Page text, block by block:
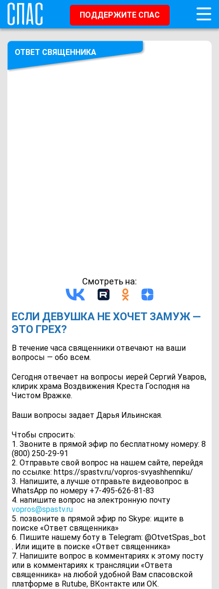
ПОДДЕРЖИТЕ СПАС
ОТВЕТ СВЯЩЕННИКА
Смотреть на:
ЕСЛИ ДЕВУШКА НЕ ХОЧЕТ ЗАМУЖ —
ЭТО ГРЕХ?
В течение часа священники отвечают на ваши
вопросы — обо всем.
Сегодня отвечает на вопросы иерей Сергий Уваров,
клирик храма Воздвижения Креста Господня на
Чистом Вражке.
Ваши вопросы задает Дарья Ильинская.
Чтобы спросить:
1. Звоните в прямой эфир по бесплатному номеру: 8
(800) 250-29-91
2. Отправьте свой вопрос на нашем сайте, перейдя
по ссылке: https://spastv.ru/vopros-svyashhenniku/
3. Напишите, а лучше отправьте видеовопрос в
WhatsApp по номеру +7-495-626-81-83
4. напишите вопрос на электронную почту
vopros@spastv.ru
5. позвоните в прямой эфир по Skype: ищите в
поиске «Ответ священника»
6. Пишите нашему боту в Telegram: @OtvetSpas_bot
. Или ищите в поиске «Ответ священника»
7. Напишите вопрос в комментариях к этому посту
или в комментариях к трансляции «Ответа
священника» на любой удобной Вам спасовской
платформе в Rutube, ВКонтакте или ОК.